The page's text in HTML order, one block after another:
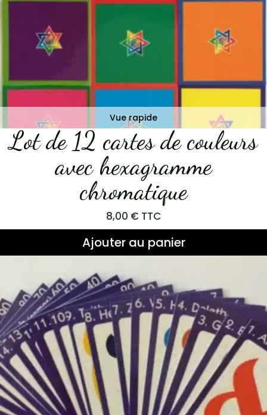
Vue rapide
Lot de 12 cartes de couleurs
avec hexagramme
chromatique
8,00 € TTC
Ajouter au panier